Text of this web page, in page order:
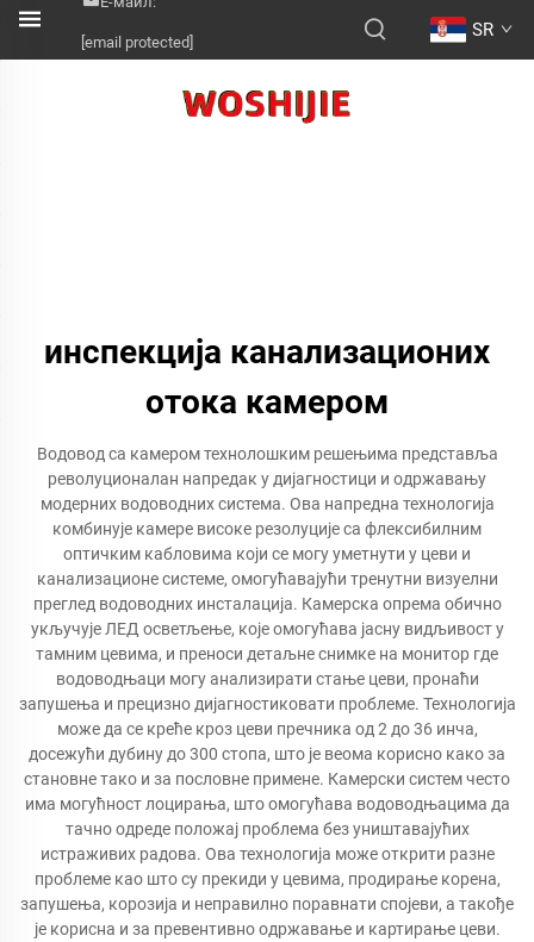
[email protected]
SR
инспекција канализационих
отока камером
Водовод са камером технолошким решењима представља
револуционалан напредак у дијагностици и одржавању
модерних водоводних система. Ова напредна технологија
комбинује камере високе резолуције са флексибилним
оптичким кабловима који се могу уметнути у цеви и
канализационе системе, омогућавајући тренутни визуелни
преглед водоводних инсталација. Камерска опрема обично
укључује ЛЕД осветљење, које омогућава јасну видљивост у
тамним цевима, и преноси детаљне снимке на монитор где
водоводњаци могу анализирати стање цеви, пронаћи
запушења и прецизно дијагностиковати проблеме. Технологија
може да се креће кроз цеви пречника од 2 до 36 инча,
досежући дубину до 300 стопа, што је веома корисно како за
становне тако и за пословне примене. Камерски систем често
има могућност лоцирања, што омогућава водоводњацима да
тачно одреде положај проблема без уништавајућих
истраживих радова. Ова технологија може открити разне
проблеме као што су прекиди у цевима, продирање корена,
запушења, корозија и неправилно поравнати спојеви, а такође
је корисна и за превентивно одржавање и картирање цеви.